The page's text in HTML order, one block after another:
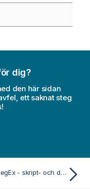
dig?
den här sidan
ett saknat steg
IndexRegEx - skript- och diagramfunktion